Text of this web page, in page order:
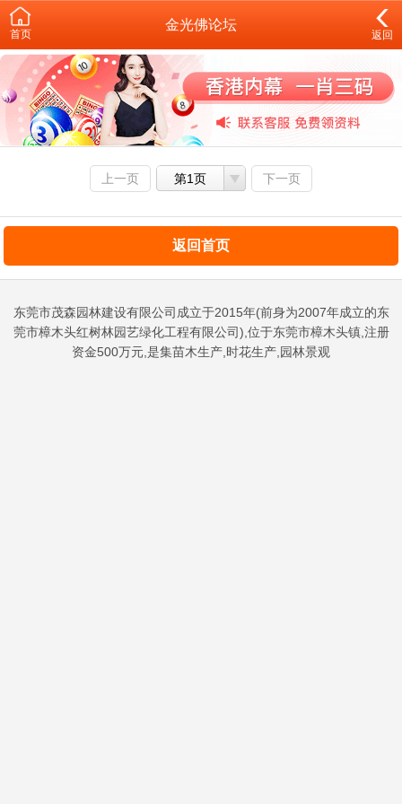
首页
金光佛论坛
返回
上一页 第1页 下一页
返回首页
东莞市茂森园林建设有限公司成立于2015年(前身为2007年成立的东
莞市樟木头红树林园艺绿化工程有限公司),位于东莞市樟木头镇,注册
资金500万元,是集苗木生产,时花生产,园林景观